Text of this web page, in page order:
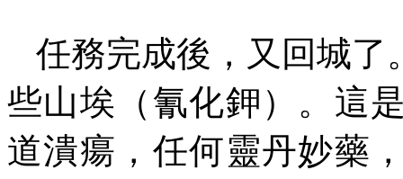
任務完成後，又回城了
些山埃（氰化鉀）。這
道潰瘍，任何靈丹妙藥